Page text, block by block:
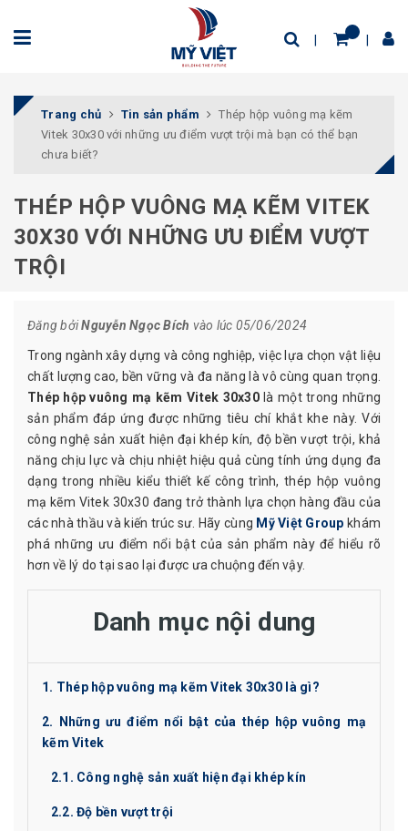
Trang chủ Tin sản phẩm
Thép hộp vuông mạ kẽm
Vitek 30x30 với những ưu điểm vượt trội mà bạn có thể bạn
chưa biết?
THÉP HỘP VUÔNG MẠ KẼM VITEK
30X30 VỚI NHỮNG ƯU ĐIỂM VƯỢT
TRỘI
Đăng bởiNguyễn Ngọc Bích vào lúc 05/06/2024
Trong ngành xây dựng và công nghiệp, việc lựa chọn vật liệu
chất lượng cao, bền vững và đa năng là vô cùng quan trọng.
Thép hộp vuông mạ kẽm Vitek 30x30là một trong những
sản phẩm đáp ứng được những tiêu chí khắt khe này. Với
công nghệ sản xuất hiện đại khép kín, độ bền vượt trội, khả
năng chịu lực và chịu nhiệt hiệu quả cùng tính ứng dụng đa
dạng trong nhiều kiểu thiết kế công trình, thép hộp vuông
mạ kẽm Vitek 30x30 đang trở thành lựa chọn hàng đầu của
các nhà thầu và kiến trúc sư. Hãy cùng Mỹ Việt Group khám
phá những ưu điểm nổi bật của sản phẩm này để hiểu rõ
hơn về lý do tại sao lại được ưa chuộng đến vậy.
Danh mục nội dung
1. Thép hộp vuông mạ kẽm Vitek 30x30 là gì?
2. Những ưu điểm nổi bật của thép hộp vuông mạ
kẽm Vitek
2.1. Công nghệ sản xuất hiện đại khép kín
2.2. Độ bền vượt trội